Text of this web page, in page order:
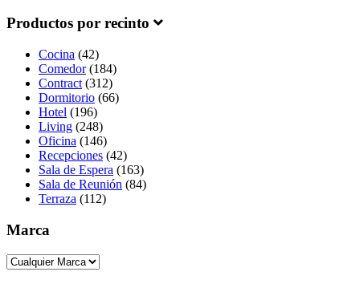
Productos por recinto
Cocina (42)
Comedor(184)
Contract (312)
Dormitorio (66)
Hotel (196)
Living (248)
Oficina (146)
Recepciones (42)
Sala de Espera (163)
Sala de Reunión (84)
Terraza (112)
Marca